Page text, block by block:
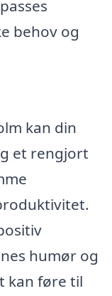
behov og
kan din
et rengjort
humør og
kan føre til